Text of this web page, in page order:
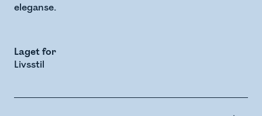
eleganse.
Laget for
Livsstil